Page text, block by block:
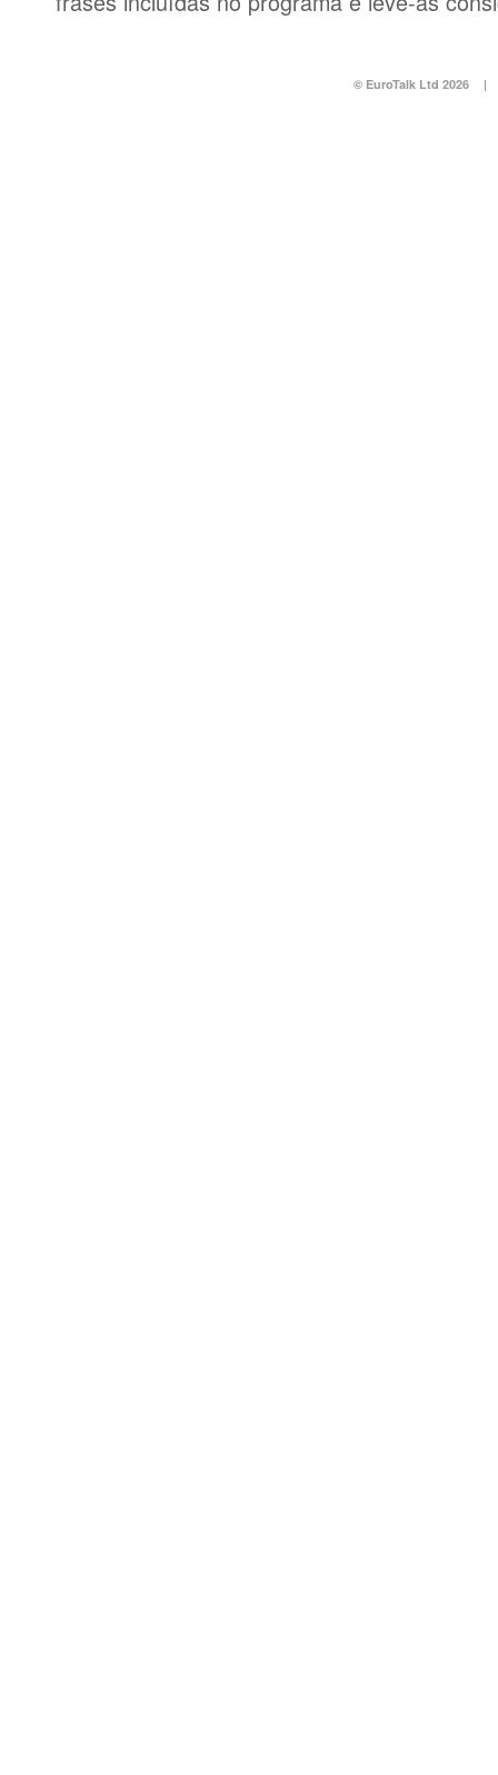
© EuroTalk Ltd 2026 |